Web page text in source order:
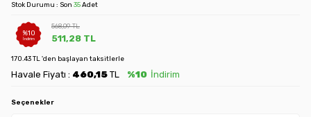
Stok Durumu : Son 35Adet
%10
İndirim
568,09TL
511,28 TL
170.43 TL 'den başlayan taksitlerle
Havale Fiyatı : 460,15 TL %10 İndirim
Seçenekler